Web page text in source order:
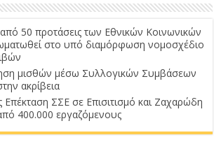
50 προτάσεις των Εθνικών Κοινωνικών
στο υπό διαμόρφωση νομοσχέδιο
μισθών μέσω Συλλογικών Συμβάσεων
ακρίβεια
Επέκταση ΣΣΕ σε Επισιτισμό και Ζαχαρώδη
400.000 εργαζόμενους